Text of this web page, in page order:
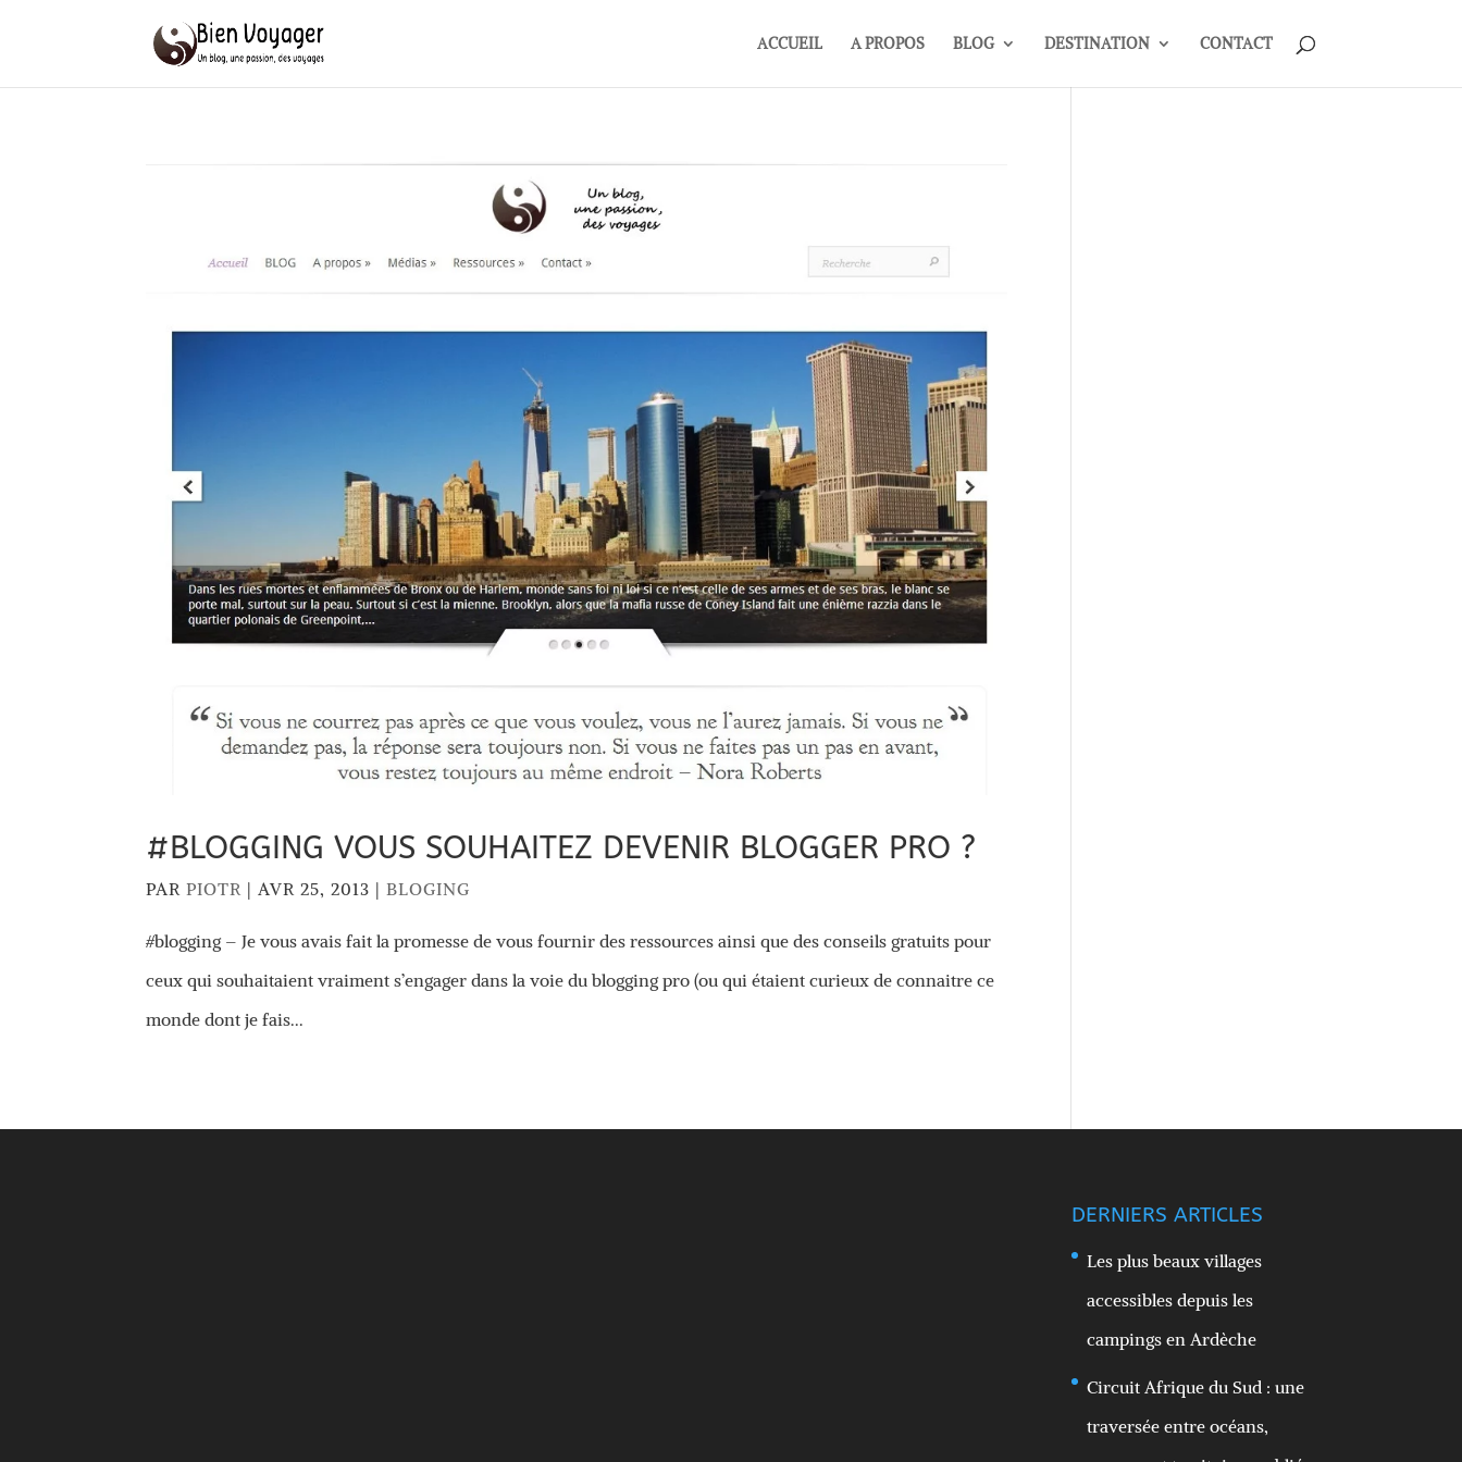
ACCUEIL A PROPOS BLOG DESTINATION CONTACT
#BLOGGING VOUS SOUHAITEZ DEVENIR BLOGGER PRO ?
PARPIOTR |AVR 25, 2013 |BLOGING
#blogging – Je vous avais fait la promesse de vous fournir des ressources ainsi que des conseils gratuits pour
ceux qui souhaitaient vraiment s’engager dans la voie du blogging pro (ou qui étaient curieux de connaitre ce
monde dont je fais...
DERNIERS ARTICLES
Les plus beaux villages
accessibles depuis les
campings en Ardèche
Circuit Afrique du Sud : une
traversée entre océans,